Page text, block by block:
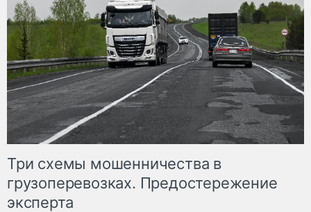
Три схемы мошенничества в
грузоперевозках. Предостережение
эксперта